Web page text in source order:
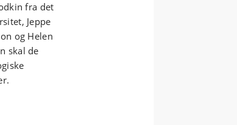
fra det
Jeppe
og Helen
skal de